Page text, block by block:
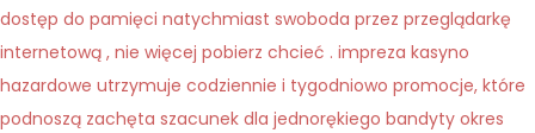
dostęp do pamięci natychmiast swoboda przez przeglądarkę
internetową , nie więcej pobierz chcieć . impreza kasyno
hazardowe utrzymuje codziennie i tygodniowo promocje, które
podnoszą zachęta szacunek dla jednorękiego bandyty okres